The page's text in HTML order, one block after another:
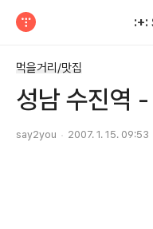
:+:
먹을거리/맛집
성남 수진역
say2you 2007. 1. 15. 09:53